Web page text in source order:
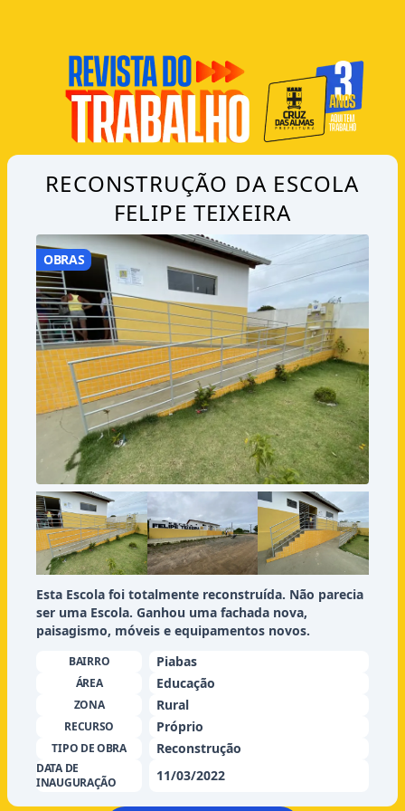
RECONSTRUÇÃO DA ESCOLA
FELIPE TEIXEIRA
OBRAS
Esta Escola foi totalmente reconstruída. Não parecia
ser uma Escola. Ganhou uma fachada nova,
paisagismo, móveis e equipamentos novos.
BAIRRO Piabas
ÁREA Educação
ZONA Rural
RECURSO Próprio
TIPO DE OBRA Reconstrução
DATA DE
INAUGURAÇÃO
11/03/2022